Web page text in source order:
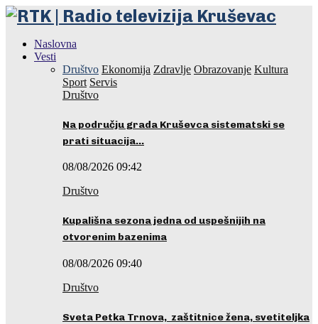
Naslovna
Vesti
Društvo Ekonomija Zdravlje Obrazovanje Kultura
Sport Servis
Društvo
Na području grada Kruševca sistematski se
prati situacija…
08/08/2026 09:42
Društvo
Kupališna sezona jedna od uspešnijih na
otvorenim bazenima
08/08/2026 09:40
Društvo
Sveta Petka Trnova, zaštitnice žena, svetiteljka